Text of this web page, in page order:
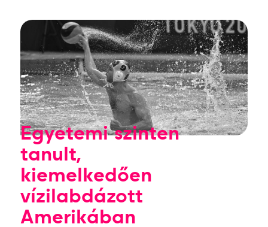
Egyetemi szinten
tanult,
kiemelkedően
vízilabdázott
Amerikában